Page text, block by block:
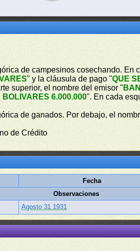
de campesinos cosechando. En
" y la cláusula de pago "QUE
superior, el nombre del emisor "
6.000.000". En cada
de ganados. Por debajo, el
de Crédito
Fecha
Observaciones
Agosto 31 1931